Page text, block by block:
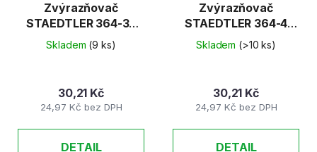
Zvýrazňovač
STAEDTLER 364-35
tyrkys
Skladem (9 ks)
24,97 Kč bez DPH
30,21 Kč
DETAIL
Zvýrazňovač
STAEDTLER 364-4
oranžový
Skladem (>10 ks)
24,97 Kč bez DPH
30,21 Kč
DETAIL